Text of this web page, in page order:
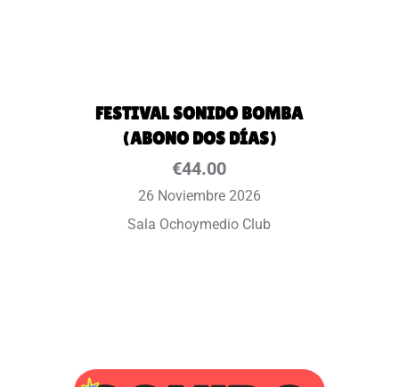
FESTIVAL SONIDO BOMBA
(ABONO DOS DÍAS)
€44.00
26 Noviembre 2026
Sala Ochoymedio Club